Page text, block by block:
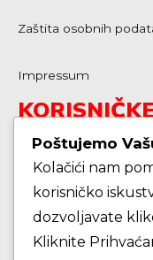
Zaštita osobnih
Impressum
Škola košarke
Zašto je dobro
Poštujemo
Kolačići nam
korisničko
dozvoljavate
Kliknite